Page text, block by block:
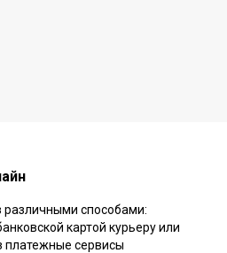
различными способами:
картой курьеру или
платежные сервисы